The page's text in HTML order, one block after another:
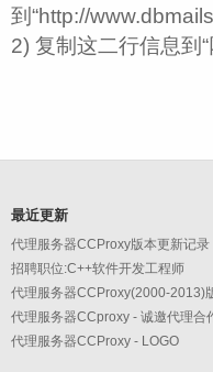
到“http://
2) 复制这二行信息到
最近更新
代理服务器CCProxy版本更新记录
招聘职位:C++软件开发工程师
代理服务器CCProxy(2000-2013)
代理服务器CCproxy - 诚邀代理合
代理服务器CCProxy - LOGO